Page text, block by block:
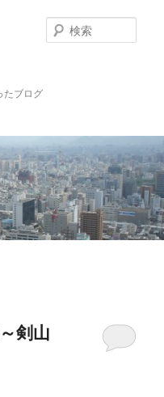
たブログ
索
剣山